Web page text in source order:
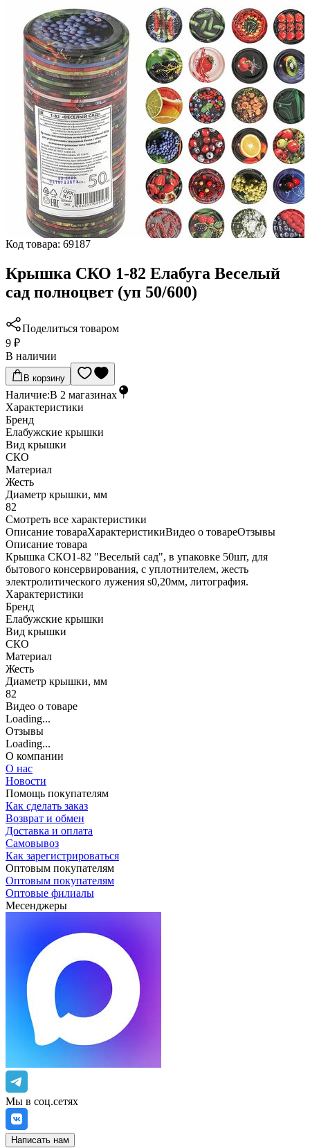
Код товара: 69187
Крышка СКО 1-82 Елабуга Веселый
сад полноцвет (уп 50/600)
Поделиться товаром
9 ₽
В наличии
В корзину
Наличие:В 2 магазинах
Характеристики
Бренд
Елабужские крышки
Вид крышки
СКО
Материал
Жесть
Диаметр крышки, мм
82
Cмотреть все характеристики
Описание товараХарактеристикиВидео о товареОтзывы
Описание товара
Крышка СКО1-82 "Веселый сад", в упаковке 50шт, для
бытового консервирования, с уплотнителем, жесть
электролитического лужения s0,20мм, литография.
Характеристики
Бренд
Елабужские крышки
Вид крышки
СКО
Материал
Жесть
Диаметр крышки, мм
82
Видео о товаре
Loading...
Отзывы
Loading...
О компании
О нас
Новости
Помощь покупателям
Как сделать заказ
Возврат и обмен
Доставка и оплата
Самовывоз
Как зарегистрироваться
Оптовым покупателям
Оптовым покупателям
Оптовые филиалы
Месенджеры
Мы в соц.сетях
Написать нам